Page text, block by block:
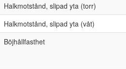
Halkmotstånd, slipad yta (torr)
Halkmotstånd, slipad yta (våt)
Böjhållfasthet